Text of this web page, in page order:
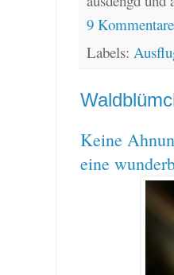
9
Labels:
Keine
eine